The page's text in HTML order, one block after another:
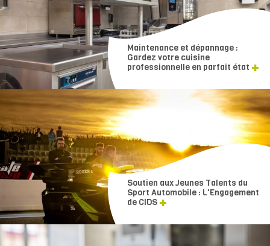
Maintenance et dépannage :
Gardez votre cuisine
professionnelle en parfait état
Soutien aux Jeunes Talents du
Sport Automobile : L'Engagement
de CIDS